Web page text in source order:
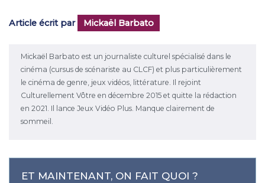
Article écrit par Mickaël Barbato
Mickaël Barbato est un journaliste culturel spécialisé dans le
cinéma (cursus de scénariste au CLCF) et plus particulièrement
le cinéma de genre, jeux vidéos, littérature. Il rejoint
Culturellement Vôtre en décembre 2015 et quitte la rédaction
en 2021. Il lance Jeux Vidéo Plus. Manque clairement de
sommeil.
ET MAINTENANT, ON FAIT QUOI ?